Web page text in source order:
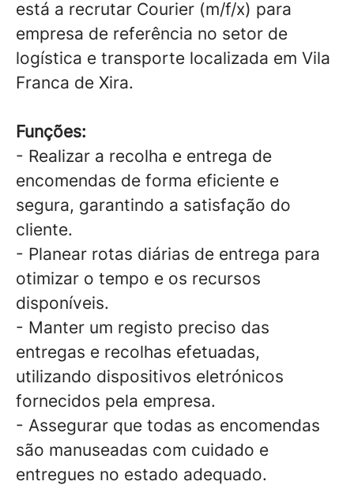
está a recrutar Courier (m/f/x) para
empresa de referência no setor de
logística e transporte localizada em Vila
Franca de Xira.
Funções:
- Realizar a recolha e entrega de
encomendas de forma eficiente e
segura, garantindo a satisfação do
cliente.
- Planear rotas diárias de entrega para
otimizar o tempo e os recursos
disponíveis.
- Manter um registo preciso das
entregas e recolhas efetuadas,
utilizando dispositivos eletrónicos
fornecidos pela empresa.
- Assegurar que todas as encomendas
são manuseadas com cuidado e
entregues no estado adequado.